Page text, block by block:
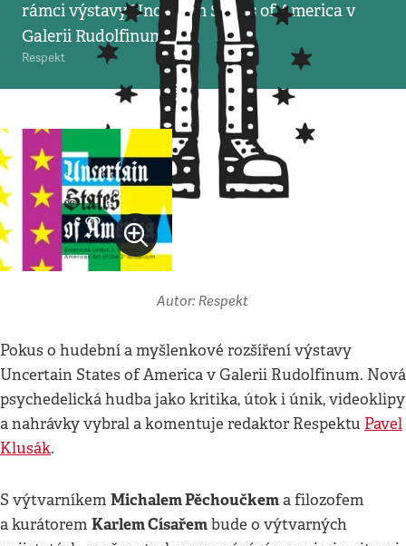
rámci výstavy Uncertain States of America v
Galerii Rudolfinum.
Respekt
Autor: Respekt
Pokus o hudební a myšlenkové rozšíření výstavy
Uncertain States of America v Galerii Rudolfinum. Nová
psychedelická hudba jako kritika, útok i únik, videoklipy
a nahrávky vybral a komentuje redaktor Respektu Pavel
Klusák.
S výtvarníkem Michalem Pěchoučkema filozofem
a kurátorem Karlem Císařembude o výtvarných